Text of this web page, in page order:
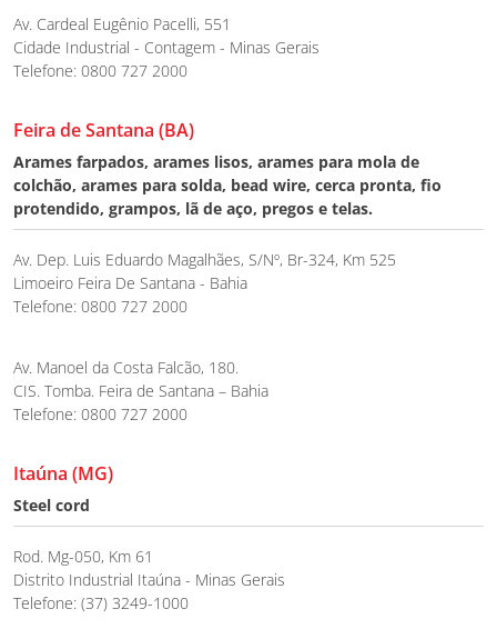
Av. Cardeal Eugênio Pacelli, 551
Cidade Industrial - Contagem - Minas Gerais
Telefone: 0800 727 2000
Feira de Santana (BA)
Arames farpados, arames lisos, arames para mola de
colchão, arames para solda, bead wire, cerca pronta, fio
protendido, grampos, lã de aço, pregos e telas.
Av. Dep. Luis Eduardo Magalhães, S/Nº, Br-324, Km 525
Limoeiro Feira De Santana - Bahia
Telefone: 0800 727 2000
Av. Manoel da Costa Falcão, 180.
CIS. Tomba. Feira de Santana – Bahia
Telefone: 0800 727 2000
Itaúna (MG)
Steel cord
Rod. Mg-050, Km 61
Distrito Industrial Itaúna - Minas Gerais
Telefone: (37) 3249-1000